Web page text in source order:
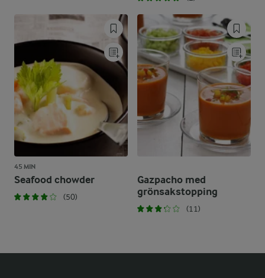
45 MIN
Seafood chowder
(50)
Gazpacho med
grönsakstopping
(11)